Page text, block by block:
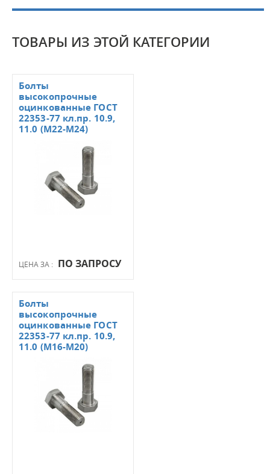
ТОВАРЫ ИЗ ЭТОЙ КАТЕГОРИИ
ЦЕНА ЗА : ПО ЗАПРОСУ
Болты
высокопрочные
оцинкованные ГОСТ
22353-77 кл.пр. 10.9,
11.0 (М22-М24)
Болты
высокопрочные
оцинкованные ГОСТ
22353-77 кл.пр. 10.9,
11.0 (М16-М20)